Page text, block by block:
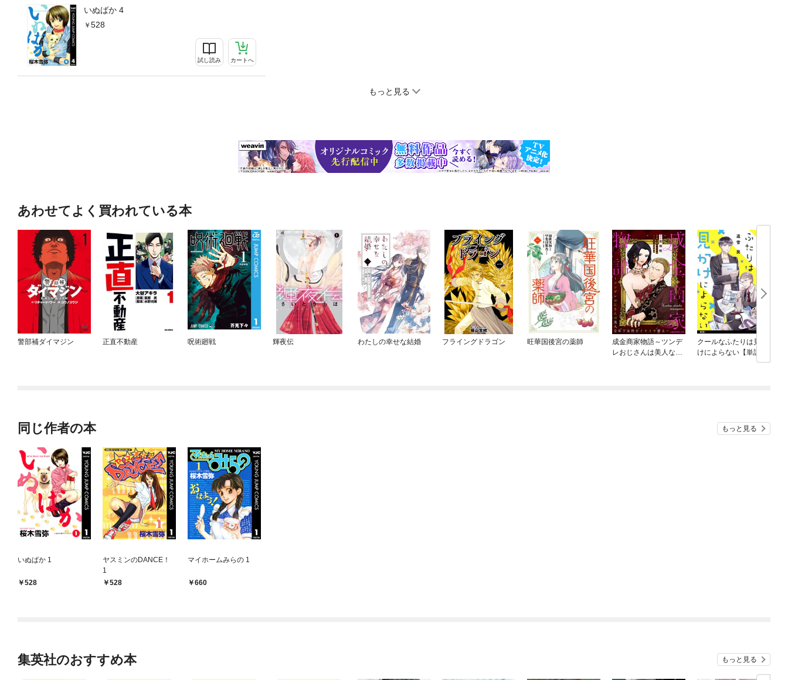
いぬばか 4
528
試し読み カートへ
もっと見る
あわせてよく買われている本
警部補ダイマジン 正直不動産 呪術廻戦 輝夜伝 わたしの幸せな結婚 フライングドラゴン 旺華国後宮の薬師
成金商家物語～ツンデ
レおじさんは美人な年
クールなふたりは見か
けによらない【単話】
同じ作者の本 もっと見る
いぬばか 1
528
ヤスミンのDANCE！
1
528
マイホームみらの 1
660
集英社のおすすめ本 もっと見る